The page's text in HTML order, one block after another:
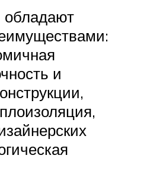
обладают
и